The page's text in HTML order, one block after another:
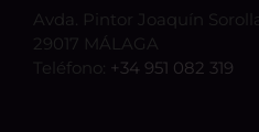
Avda. Pintor Joaquín
29017 MÁLAGA
Teléfono: +34 951 082 319